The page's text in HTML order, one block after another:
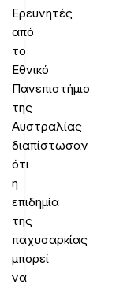
Ερευνητές
από
το
Εθνικό
Πανεπιστήμιο
της
Αυστραλίας
διαπίστωσαν
ότι
η
επιδημία
της
παχυσαρκίας
μπορεί
να